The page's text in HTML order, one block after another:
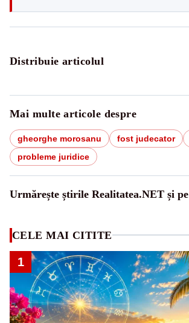
Distribuie articolul
Mai multe articole despre
gheorghe morosanu fost judecator
probleme juridice
Urmărește știrile Realitatea.NET și pe
CELE MAI CITITE
1